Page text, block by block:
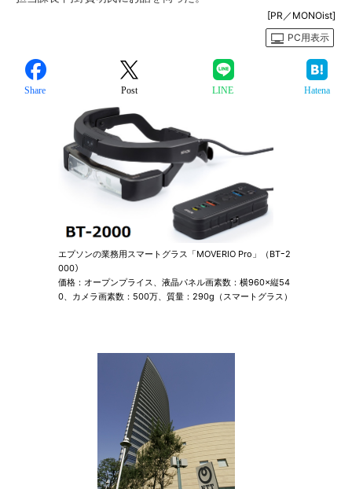
[PR／MONOist]
PC用表示
Share Post LINE Hatena
エプソンの業務用スマートグラス「MOVERIO Pro」（BTｰ2
000）
価格：オープンプライス、液晶パネル画素数：横960×縦54
0、カメラ画素数：500万、質量：290g（スマートグラス）